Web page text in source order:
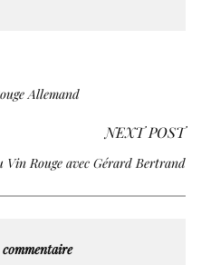
Allemand
NEXT POST
Vin Rouge avec Gérard Bertrand